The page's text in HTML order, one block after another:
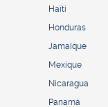
Haïti
Honduras
Jamaïque
Mexique
Nicaragua
Panamá